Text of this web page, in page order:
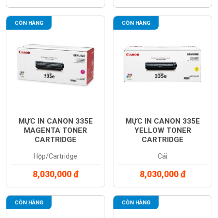
CÒN HÀNG
MỰC IN CANON 335E
MAGENTA TONER
CARTRIDGE
Hộp/Cartridge
8,030,000đ
CÒN HÀNG
MỰC IN CANON 335E
YELLOW TONER
CARTRIDGE
Cái
8,030,000đ
CÒN HÀNG CÒN HÀNG